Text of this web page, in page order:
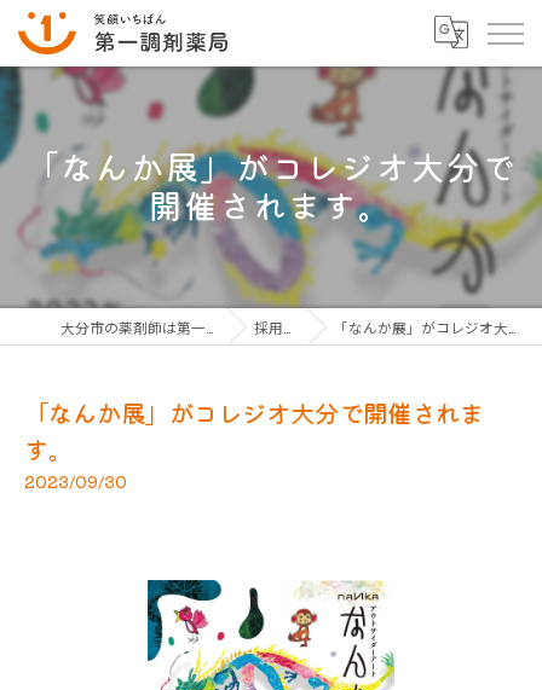
「なんか展」がコレジオ大分で
開催されます。
採用ブログ 「なんか展」がコレジオ大分で開催されます。
「なんか展」がコレジオ大分で開催されま
す。
2023/09/30